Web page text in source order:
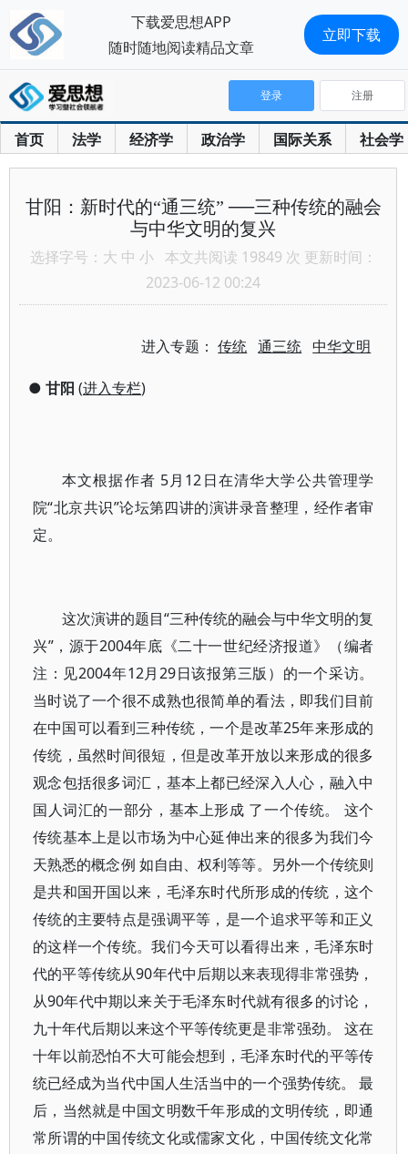
首页 法学 经济学 政治学 国际关系 社会学
登录 注册
甘阳：新时代的“通三统” ──三种传统的融会
与中华文明的复兴
选择字号： 大 中 小 本文共阅读 19849 次 更新时间：
2023-06-12 00:24
进入专题：传统 通三统 中华文明
● 甘阳 (进入专栏)
本文根据作者 5月12日在清华大学公共管理学
院“北京共识”论坛第四讲的演讲录音整理，经作者审
定。
这次演讲的题目“三种传统的融会与中华文明的复
兴”，源于2004年底《二十一世纪经济报道》（编者
注：见2004年12月29日该报第三版）的一个采访。
当时说了一个很不成熟也很简单的看法，即我们目前
在中国可以看到三种传统，一个是改革25年来形成的
传统，虽然时间很短，但是改革开放以来形成的很多
观念包括很多词汇，基本上都已经深入人心，融入中
国人词汇的一部分，基本上形成 了一个传统。 这个
传统基本上是以市场为中心延伸出来的很多为我们今
天熟悉的概念例 如自由、权利等等。另外一个传统则
是共和国开国以来，毛泽东时代所形成的传统，这个
传统的主要特点是强调平等，是一个追求平等和正义
的这样一个传统。我们今天可以看得出来，毛泽东时
代的平等传统从90年代中后期以来表现得非常强势，
从90年代中期以来关于毛泽东时代就有很多的讨论，
九十年代后期以来这个平等传统更是非常强劲。 这在
十年以前恐怕不大可能会想到，毛泽东时代的平等传
统已经成为当代中国人生活当中的一个强势传统。 最
后，当然就是中国文明数千年形成的文明传统，即通
常所谓的中国传统文化或儒家文化，中国传统文化常
下载爱思想APP
随时随地阅读精品文章
立即下载